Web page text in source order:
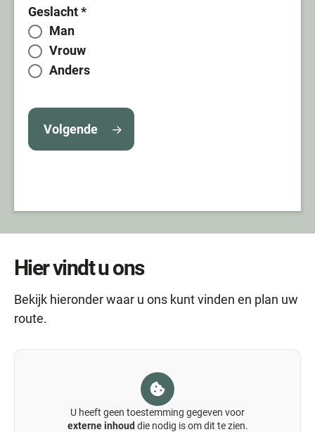
Geslacht*
Man
Vrouw
Anders
Volgende
Hier vindt u ons
Bekijk hieronder waar u ons kunt vinden en plan uw
route.
U heeft geen toestemming gegeven voor
externe inhoud die nodig is om dit te zien.